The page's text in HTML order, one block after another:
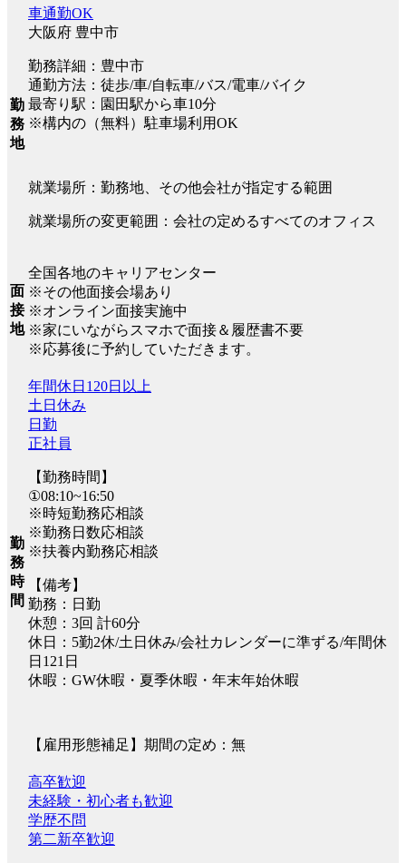
勤
務
地
車通勤OK
大阪府 豊中市
勤務詳細：豊中市
通勤方法：徒歩/車/自転車/バス/電車/バイク
最寄り駅：園田駅から車10分
※構内の（無料）駐車場利用OK
就業場所：勤務地、その他会社が指定する範囲
就業場所の変更範囲：会社の定めるすべてのオフィス
面
接
地
全国各地のキャリアセンター
※その他面接会場あり
※オンライン面接実施中
※家にいながらスマホで面接＆履歴書不要
※応募後に予約していただきます。
勤
務
時
間
年間休日120日以上
土日休み
日勤
正社員
【勤務時間】
①08:10~16:50
※時短勤務応相談
※勤務日数応相談
※扶養内勤務応相談
【備考】
勤務：日勤
休憩：3回 計60分
休日：5勤2休/土日休み/会社カレンダーに準ずる/年間休
日121日
休暇：GW休暇・夏季休暇・年末年始休暇
【雇用形態補足】期間の定め：無
高卒歓迎
未経験・初心者も歓迎
学歴不問
第二新卒歓迎